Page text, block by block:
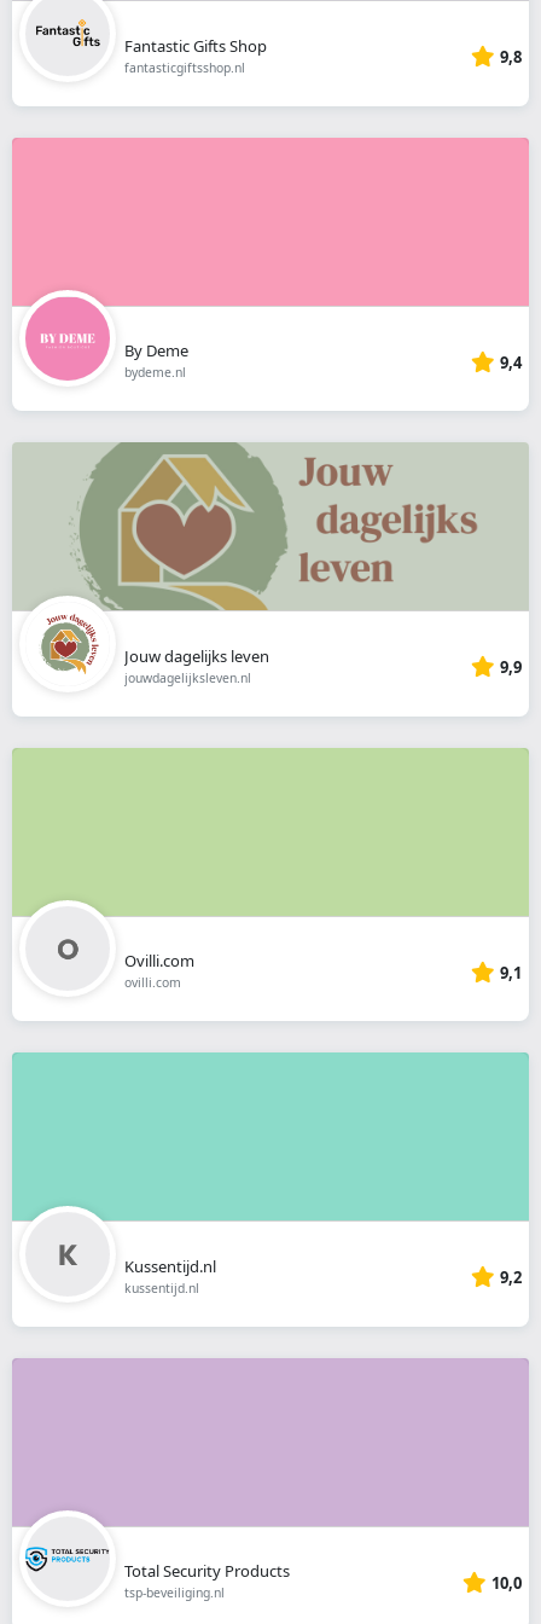
Fantastic Gifts Shop
fantasticgiftsshop.nl 9,8
By Deme
bydeme.nl 9,4
Jouw dagelijks leven
jouwdagelijksleven.nl 9,9
Ovilli.com
ovilli.com 9,1
Kussentijd.nl
kussentijd.nl 9,2
Total Security Products
tsp-beveiliging.nl 10,0